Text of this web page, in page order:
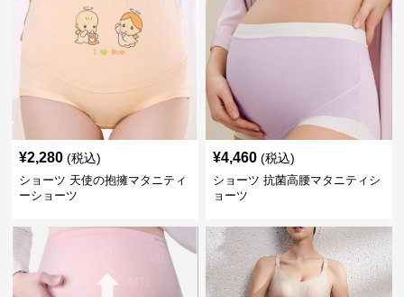
¥2,280 (税込)
ショーツ 天使の抱擁マタニティ
ーショーツ
¥4,460 (税込)
ショーツ 抗菌高腰マタニティシ
ョーツ